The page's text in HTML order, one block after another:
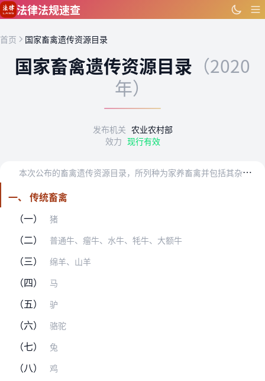
跳到主要内容
法律法规速查
首页 国家畜禽遗传资源目录
国家畜禽遗传资源目录 （2020
年）
发布机关 农业农村部
效力 现行有效
本
次公布的畜禽遗传资源目录，所列种为家养畜禽并包括其杂交后代。
一、 传统畜禽
（一）
猪
（二） 普通牛、瘤牛、水牛、牦牛、大额牛
（三） 绵羊、山羊
（四） 马
（五） 驴
（六） 骆驼
（七） 兔
（八） 鸡